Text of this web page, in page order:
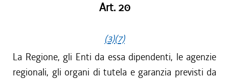
Art. 20
(3)(7)
La Regione, gli Enti da essa dipendenti, le agenzie
regionali, gli organi di tutela e garanzia previsti da